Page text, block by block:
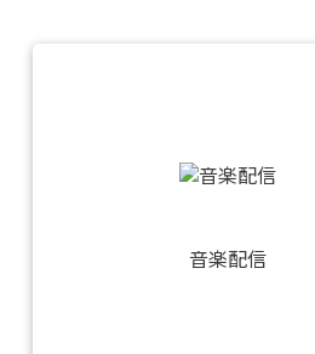
音楽配信